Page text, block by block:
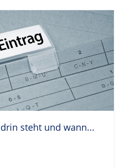
steht und wann...